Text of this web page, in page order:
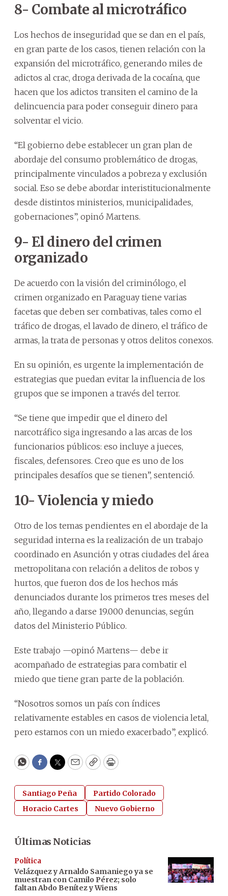
8- Combate al microtráfico
Los hechos de inseguridad que se dan en el país,
en gran parte de los casos, tienen relación con la
expansión del microtráfico, generando miles de
adictos al crac, droga derivada de la cocaína, que
hacen que los adictos transiten el camino de la
delincuencia para poder conseguir dinero para
solventar el vicio.
“El gobierno debe establecer un gran plan de
abordaje del consumo problemático de drogas,
principalmente vinculados a pobreza y exclusión
social. Eso se debe abordar interistitucionalmente
desde distintos ministerios, municipalidades,
gobernaciones”, opinó Martens.
9- El dinero del crimen
organizado
De acuerdo con la visión del criminólogo, el
crimen organizado en Paraguay tiene varias
facetas que deben ser combativas, tales como el
tráfico de drogas, el lavado de dinero, el tráfico de
armas, la trata de personas y otros delitos conexos.
En su opinión, es urgente la implementación de
estrategias que puedan evitar la influencia de los
grupos que se imponen a través del terror.
“Se tiene que impedir que el dinero del
narcotráfico siga ingresando a las arcas de los
funcionarios públicos: eso incluye a jueces,
fiscales, defensores. Creo que es uno de los
principales desafíos que se tienen”, sentenció.
10- Violencia y miedo
Otro de los temas pendientes en el abordaje de la
seguridad interna es la realización de un trabajo
coordinado en Asunción y otras ciudades del área
metropolitana con relación a delitos de robos y
hurtos, que fueron dos de los hechos más
denunciados durante los primeros tres meses del
año, llegando a darse 19.000 denuncias, según
datos del Ministerio Público.
Este trabajo —opinó Martens— debe ir
acompañado de estrategias para combatir el
miedo que tiene gran parte de la población.
“Nosotros somos un país con índices
relativamente estables en casos de violencia letal,
pero estamos con un miedo exacerbado”, explicó.
WhatsApp
Facebook
Twitter
EmailCopyPrint
Santiago Peña
Partido Colorado
Horacio Cartes
Nuevo Gobierno
Últimas Noticias
Política
Velázquez y Arnaldo Samaniego ya se
muestran con Camilo Pérez; solo
faltan Abdo Benítez y Wiens